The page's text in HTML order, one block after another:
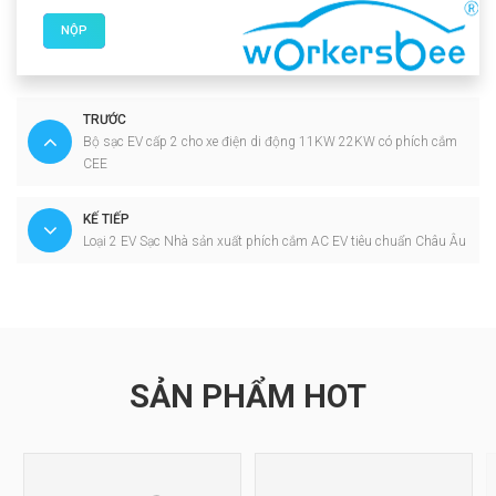
NỘP
TRƯỚC
Bộ sạc EV cấp 2 cho xe điện di động 11KW 22KW có phích cắm
CEE
KẾ TIẾP
Loại 2 EV Sạc Nhà sản xuất phích cắm AC EV tiêu chuẩn Châu Âu
SẢN PHẨM HOT